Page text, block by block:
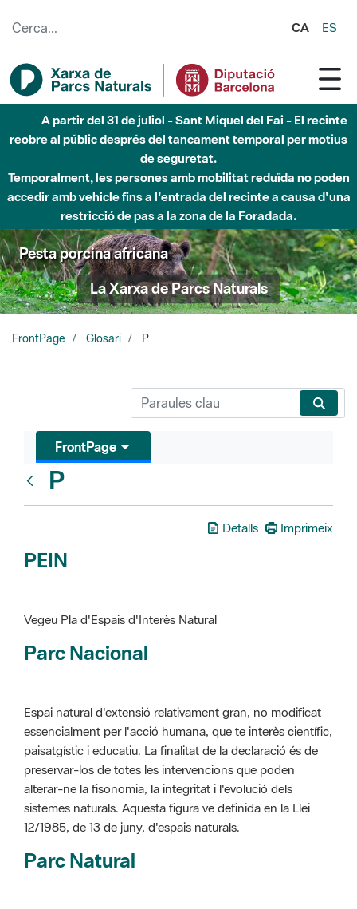
CA ES
Fins al desembre de 2026 - Parc Fluvial Besòs -
Afectacions a la llera del Parc Fluvial del Besòs degut a
obres de construcció d'una passera sobre el riu
Pesta porcina africana
La Xarxa de Parcs Naturals
FrontPage Glosari P
Glosari
P
PEIN
Vegeu Pla d'Espais d'Interès Natural
Espai natural d'extensió relativament gran, no modificat
preservar-los de totes les intervencions que poden
alterar-ne la fisonomia, la integritat i l'evolució dels
sistemes naturals. Aquesta figura ve definida en la Llei
12/1985, de 13 de juny, d'espais naturals.
Parc Natural
Espais natural que presenta valors naturals qualificats, la